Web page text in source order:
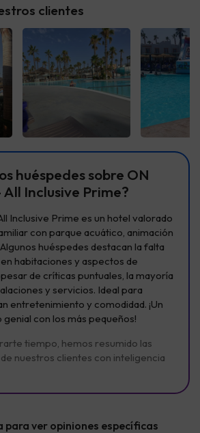
clientes
huéspedes sobre ON
Inclusive Prime?
Inclusive Prime es un hotel valorado
con parque acuático, animación
huéspedes destacan la falta
habitaciones y aspectos de
de críticas puntuales, la mayoría
y servicios. Ideal para
entretenimiento y comodidad. ¡Un
con los más pequeños!
tiempo, hemos resumido las
nuestros clientes con inteligencia
para ver opiniones específicas